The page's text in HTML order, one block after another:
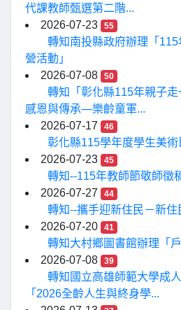
代課教師甄選第二階...
2026-07-23
55
轉知南投縣政府辦理「
營活動」
2026-07-08
50
轉知「彰化縣115年親子
感恩與傳承—樂齡童軍...
2026-07-17
46
彰化縣115學年度學生美
2026-07-23
45
轉知--115年教師節敬師徵
2026-07-27
44
轉知--攜手迎新住民－新住
2026-07-20
41
轉知大村鄉圖書館辦理「
2026-07-08
39
轉知國立高雄師範大學成
「2026全齡人生與終身學...